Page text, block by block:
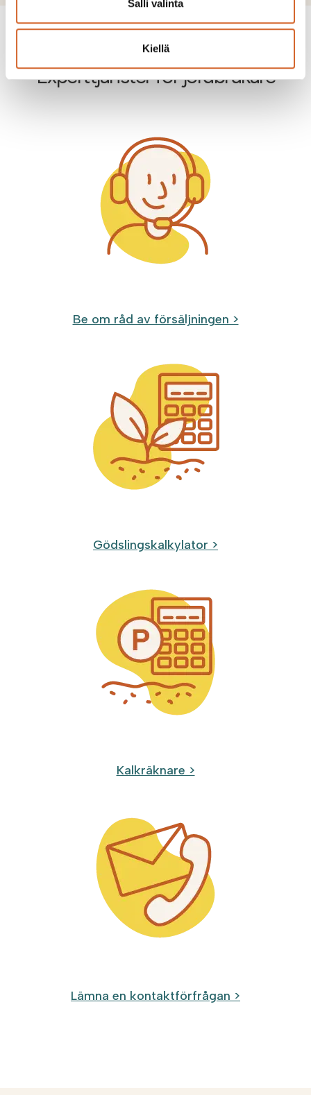
Salli valinta
Kiellä
Experttjänster för jordbrukare
Be om råd av försäljningen >
Gödslingskalkylator >
Kalkräknare >
Lämna en kontaktförfrågan >